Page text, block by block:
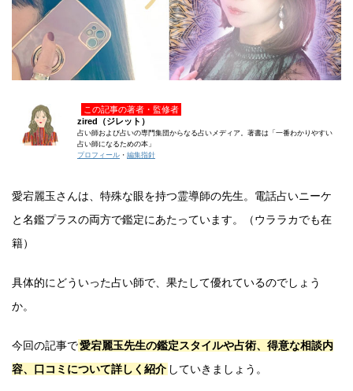
この記事の著者・監修者
zired（ジレット）
占い師および占いの専門集団からなる占いメディア。著書は「一番わかりやすい
占い師になるための本」
プロフィール ・ 編集指針
愛宕麗玉さんは、特殊な眼を持つ霊導師の先生。電話占いニーケ
と名鑑プラスの両方で鑑定にあたっています。（ウララカでも在
籍）
具体的にどういった占い師で、果たして優れているのでしょう
か。
今回の記事で愛宕麗玉先生の鑑定スタイルや占術、得意な相談内
容、口コミについて詳しく紹介 していきましょう。